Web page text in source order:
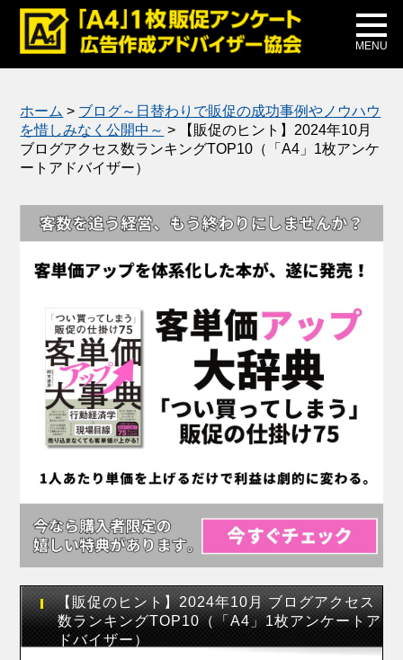
MENU
メディア掲載
公式ブログ
ホーム > ブログ～日替わりで販促の成功事例やノウハウ
を惜しみなく公開中～ >
【販促のヒント】2024年10月
ブログアクセス数ランキングTOP10（「A4」1枚アンケ
ートアドバイザー）
【販促のヒント】2024年10月 ブログアクセス
数ランキングTOP10（「A4」1枚アンケートア
ドバイザー）